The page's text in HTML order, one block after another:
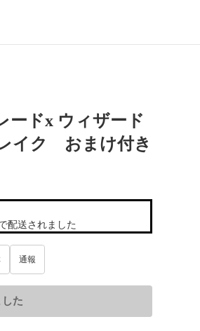
ードx ウィザード
イク おまけ付き
配送されました
通報
た